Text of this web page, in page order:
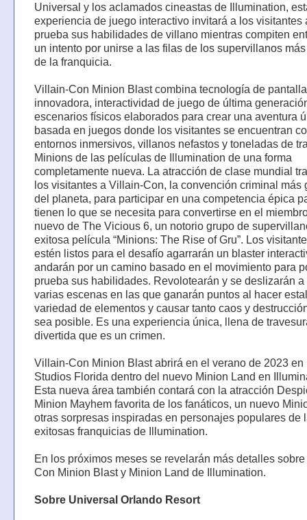
Universal y los aclamados cineastas de Illumination,
experiencia de juego interactivo invitará a los visitantes
prueba sus habilidades de villano mientras compiten
un intento por unirse a las filas de los supervillanos
de la franquicia.
Villain-Con Minion Blast combina tecnología de pantalla
innovadora, interactividad de juego de última
escenarios físicos elaborados para crear una aventura
basada en juegos donde los visitantes se encuentran
entornos inmersivos, villanos nefastos y toneladas de
Minions de las películas de Illumination de una forma
completamente nueva. La atracción de clase mundial
los visitantes a Villain-Con, la convención criminal más
del planeta, para participar en una competencia épica
tienen lo que se necesita para convertirse en el
nuevo de The Vicious 6, un notorio grupo de
exitosa película “Minions: The Rise of Gru”. Los
estén listos para el desafío agarrarán un blaster
andarán por un camino basado en el movimiento para
prueba sus habilidades. Revolotearán y se deslizarán a
varias escenas en las que ganarán puntos al hacer
variedad de elementos y causar tanto caos y
sea posible. Es una experiencia única, llena de
divertida que es un crimen.
Villain-Con Minion Blast abrirá en el verano de 2023 en
Studios Florida dentro del nuevo Minion Land en
Esta nueva área también contará con la atracción
Minion Mayhem favorita de los fanáticos, un nuevo
otras sorpresas inspiradas en personajes populares de
exitosas franquicias de Illumination.
En los próximos meses se revelarán más detalles
Con Minion Blast y Minion Land de Illumination.
Sobre Universal Orlando Resort